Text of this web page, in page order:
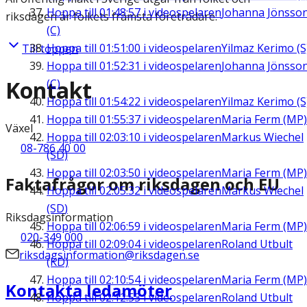
Hoppa till01:48:57i videospelarenJohanna
(C)
Hoppa till 01:51:00 i videospelarenYilmaz Kerimo
Hoppa till 01:52:31 i videospelarenJohanna
(C)
Hoppa till 01:54:22 i videospelarenYilmaz Kerimo
Hoppa till 01:55:37 i videospelarenMaria Ferm (MP)
Hoppa till 02:03:10 i videospelarenMarkus Wiechel
(SD)
Hoppa till 02:03:50 i videospelarenMaria Ferm (MP)
Hoppa till02:05:32i videospelarenMarkus Wiechel
(SD)
Hoppa till02:06:59 i videospelarenMaria Ferm (MP)
Hoppa till 02:09:04i videospelarenRoland Utbult
(KD)
Hoppa till 02:10:54i videospelarenMaria Ferm (MP)
Hoppa till02:12:53i videospelarenRoland Utbult
riksdagen är folkets främsta företrädare.
Till toppen
Kontakt
Växel
08-786 40 00
Faktafrågor om riksdagen och EU
Riksdagsinformation
020-349 000
riksdagsinformation@riksdagen.se
Kontakta ledamöter